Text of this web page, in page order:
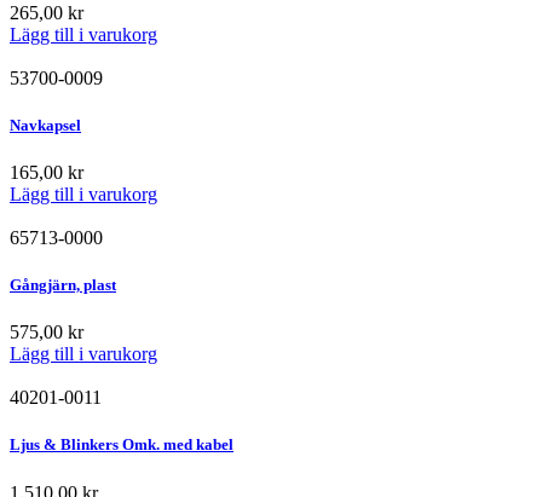
265,00 kr
Lägg till i varukorg
53700-0009
Navkapsel
165,00 kr
Lägg till i varukorg
65713-0000
Gångjärn, plast
575,00 kr
Lägg till i varukorg
40201-0011
Ljus & Blinkers Omk. med kabel
1.510,00 kr